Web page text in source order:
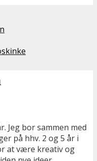
Jeg bor sammen med
på hhv. 2 og 5 år i
at være kreativ og